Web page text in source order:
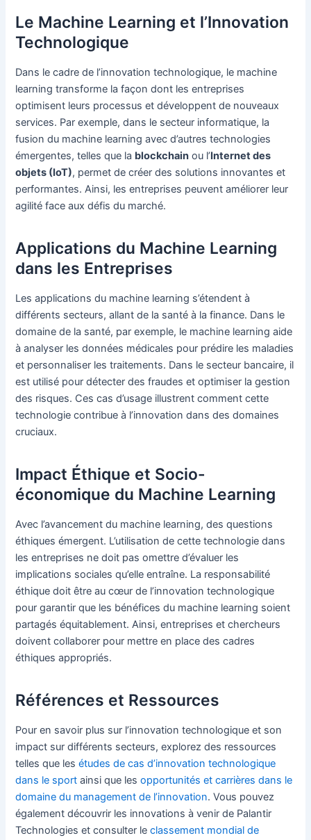
Le Machine Learning et l’Innovation
Technologique
Dans le cadre de l’innovation technologique, le machine
learning transforme la façon dont les entreprises
optimisent leurs processus et développent de nouveaux
services. Par exemple, dans le secteur informatique, la
fusion du machine learning avec d’autres technologies
émergentes, telles que la blockchain ou l’Internet des
objets (IoT), permet de créer des solutions innovantes et
performantes. Ainsi, les entreprises peuvent améliorer leur
agilité face aux défis du marché.
Applications du Machine Learning
dans les Entreprises
Les applications du machine learning s’étendent à
différents secteurs, allant de la santé à la finance. Dans le
domaine de la santé, par exemple, le machine learning aide
à analyser les données médicales pour prédire les maladies
et personnaliser les traitements. Dans le secteur bancaire, il
est utilisé pour détecter des fraudes et optimiser la gestion
des risques. Ces cas d’usage illustrent comment cette
technologie contribue à l’innovation dans des domaines
cruciaux.
Impact Éthique et Socio-
économique du Machine Learning
Avec l’avancement du machine learning, des questions
éthiques émergent. L’utilisation de cette technologie dans
les entreprises ne doit pas omettre d’évaluer les
implications sociales qu’elle entraîne. La responsabilité
éthique doit être au cœur de l’innovation technologique
pour garantir que les bénéfices du machine learning soient
partagés équitablement. Ainsi, entreprises et chercheurs
doivent collaborer pour mettre en place des cadres
éthiques appropriés.
Références et Ressources
Pour en savoir plus sur l’innovation technologique et son
impact sur différents secteurs, explorez des ressources
telles que lesétudes de cas d’innovation technologique
dans le sport ainsi que lesopportunités et carrières dans le
domaine du management de l’innovation. Vous pouvez
également découvrir les innovations à venir de Palantir
Technologies et consulter leclassement mondial de